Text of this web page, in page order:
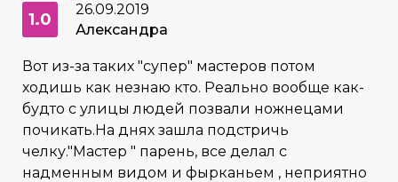
1.0
26.09.2019
Александра
Вот из-за таких "супер" мастеров потом
ходишь как незнаю кто. Реально вообще как-
будто с улицы людей позвали ножнецами
почикать.На днях зашла подстричь
челку."Мастер " парень, все делал с
надменным видом и фырканьем , неприятно